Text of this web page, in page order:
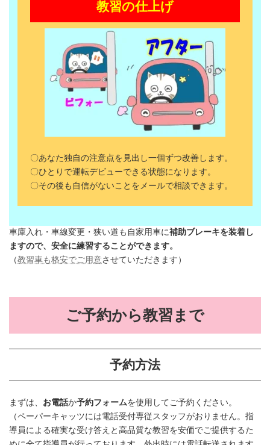
教習の仕上げ
〇あなた独自の注意点を見出し一個ずつ改善します。
〇ひとりで運転デビューできる状態になります。
〇その後も自信がないことをメールで相談できます。
車庫入れ・車線変更・狭い道も自家用車に補助ブレーキを装着し
ますので、安全に練習することができます。
（教習車も格安でご用意させていただきます）
ご予約から教習まで
予約方法
まずは、 お電話か予約フォームを使用してご予約ください。
（ペーパーキャッツには電話受付専従スタッフがおりません。指
導員による確実な受け答えと高品質な教習を安価でご提供するた